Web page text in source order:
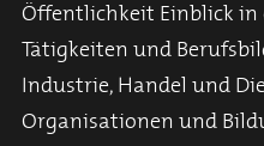
Öffentlichkeit Einblick
Tätigkeiten und
Industrie, Handel und
Organisationen und